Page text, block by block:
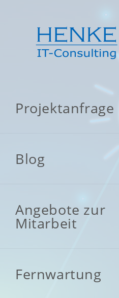
Projektanfrage
Blog
Angebote zur
Mitarbeit
Fernwartung